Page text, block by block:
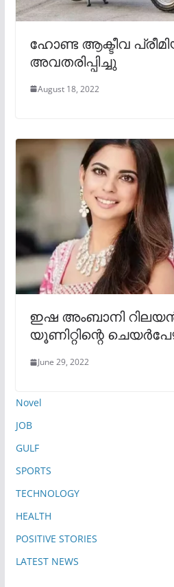
ഹോണ്ട ആക്ടീവ
അവതരിപ്പിച്ചു
August 18, 2022
ഇഷ അംബാനി
യൂണിറ്റിന്റെ
June 29, 2022
Novel
JOB
GULF
SPORTS
TECHNOLOGY
HEALTH
POSITIVE STORIES
LATEST NEWS